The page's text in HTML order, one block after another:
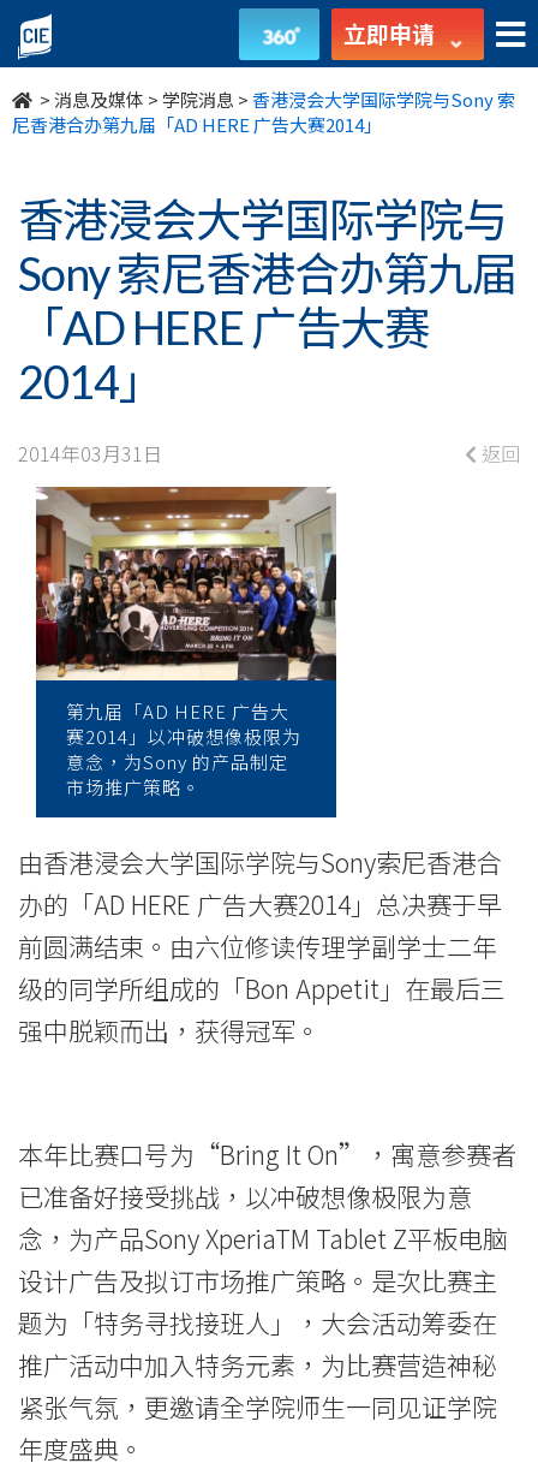
香
港
浸
大
学
际
学
院
与
Sony
索
尼
合
办
第
九
届
HERE
广
告
大
赛
2014」
立即申请
>消息及媒体 >学院消息 >香港浸会大学国际学院与Sony 索
尼香港合办第九届「AD HERE 广告大赛2014」
香港浸会大学国际学院与
Sony 索尼香港合办第九届
「AD HERE 广告大赛
2014」
2014年03月31日 返回
第九届「AD HERE 广告大
赛2014」以冲破想像极限为
意念，为Sony 的产品制定
市场推广策略。
由香港浸会大学国际学院与Sony索尼香港合
办的「AD HERE 广告大赛2014」总决赛于早
前圆满结束。由六位修读传理学副学士二年
级的同学所组成的「Bon Appetit」在最后三
强中脱颖而出，获得冠军。
本年比赛口号为“Bring It On”，寓意参赛者
已准备好接受挑战，以冲破想像极限为意
念，为产品Sony XperiaTM Tablet Z平板电脑
设计广告及拟订市场推广策略。是次比赛主
题为「特务寻找接班人」，大会活动筹委在
推广活动中加入特务元素，为比赛营造神秘
紧张气氛，更邀请全学院师生一同见证学院
年度盛典。